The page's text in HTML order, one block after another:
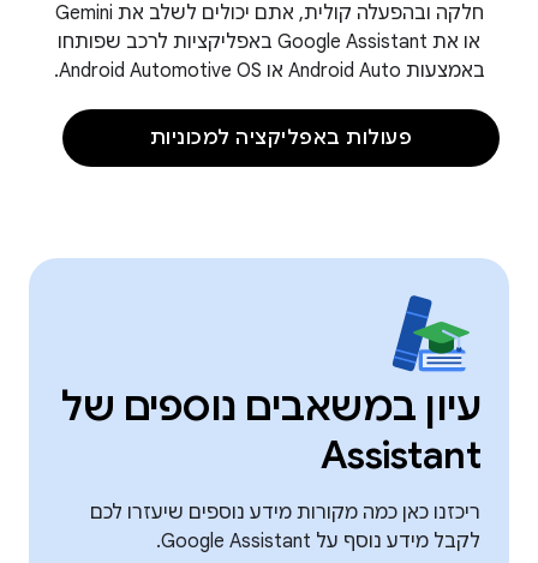
חלקה ובהפעלה קולית, אתם יכולים לשלב את Gemini
או את Google Assistant באפליקציות לרכב שפותחו
באמצעות Android Auto או Android Automotive OS.
פעולות באפליקציה למכוניות
עיון במשאבים נוספים של
Assistant
ריכזנו כאן כמה מקורות מידע נוספים שיעזרו לכם
לקבל מידע נוסף על Google Assistant.